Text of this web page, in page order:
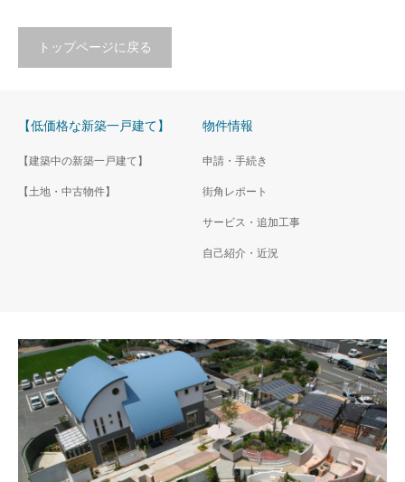
トップページに戻る
【低価格な新築一戸建て】
【建築中の新築一戸建て】
【土地・中古物件】
物件情報
申請・手続き
街角レポート
サービス・追加工事
自己紹介・近況